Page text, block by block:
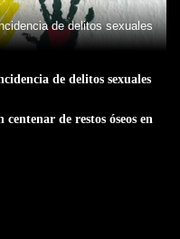
de delitos sexuales
de delitos sexuales
de restos óseos en